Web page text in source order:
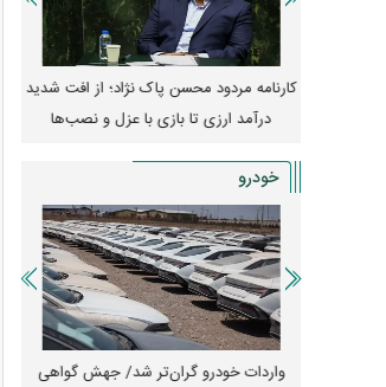
کارنامه مردود محسن پاک‌ نژاد؛ از افت شدید
درآمد ارزی تا بازی با عزل و نصب‌ها
خودرو
واردات خودرو گران‌تر شد/ جهش گواهی